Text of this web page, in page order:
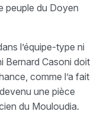
peuple du Doyen
l’équipe-type ni
Bernard Casoni doit
comme l’a fait
une pièce
du Mouloudia.